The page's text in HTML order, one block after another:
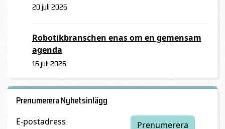
20 juli 2026
Robotikbranschen enas om en gemensam
agenda
16 juli 2026
Prenumerera Nyhetsinlägg
E-postadress